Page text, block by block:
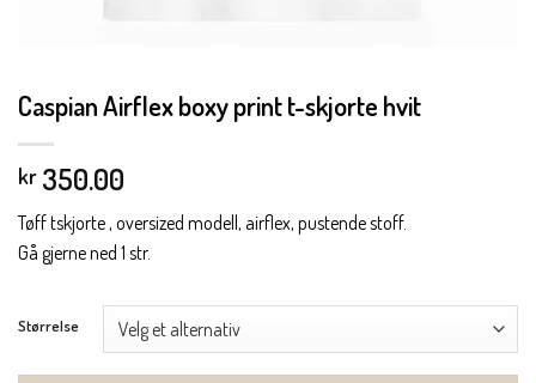
Caspian Airflex boxy print t-skjorte hvit
kr350.00
Tøff tskjorte , oversized modell, airflex, pustende stoff.
Gå gjerne ned 1 str.
Størrelse